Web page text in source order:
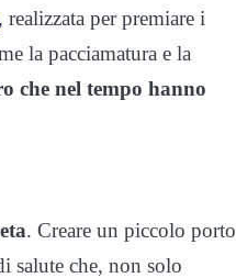
, realizzata per premiare i
la pacciamatura e la
che nel tempo hanno
. Creare un piccolo porto
salute che, non solo